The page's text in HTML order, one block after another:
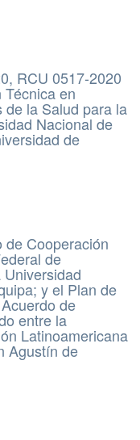
RCU 0517-2020
en
de la Salud para la
Nacional de
de
de Cooperación
de
y el Plan de
de
entre la
Latinoamericana
Agustín de